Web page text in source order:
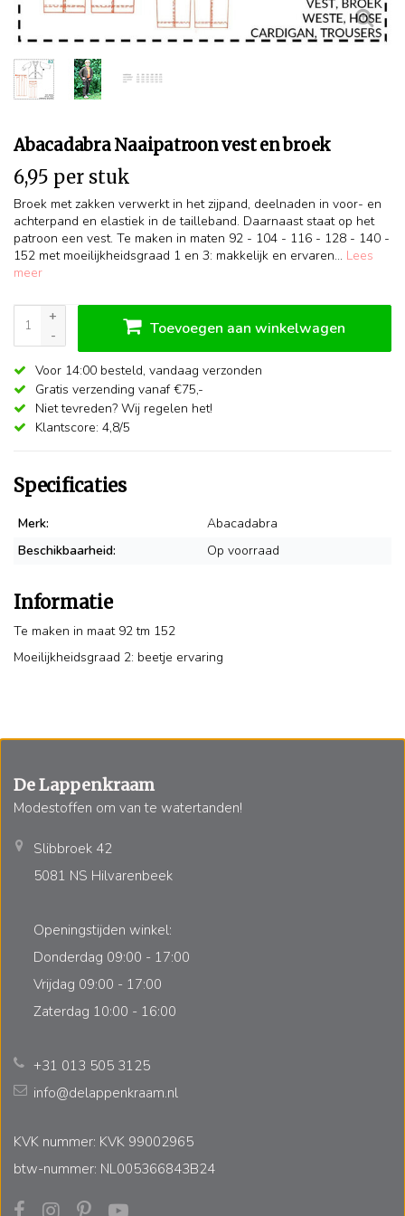
Abacadabra Naaipatroon vest en broek
6,95 per stuk
Broek met zakken verwerkt in het zijpand, deelnaden in voor- en
achterpand en elastiek in de tailleband. Daarnaast staat op het
patroon een vest. Te maken in maten 92 - 104 - 116 - 128 - 140 -
152 met moeilijkheidsgraad 1 en 3: makkelijk en ervaren... Lees
meer
+
-
Toevoegen aan winkelwagen
Voor 14:00 besteld, vandaag verzonden
Gratis verzending vanaf €75,-
Niet tevreden? Wij regelen het!
Klantscore: 4,8/5
Specificaties
Merk:
Abacadabra
Beschikbaarheid:
Op voorraad
Informatie
Te maken in maat 92 tm 152
Moeilijkheidsgraad 2: beetje ervaring
De Lappenkraam
Modestoffen om van te watertanden!
Slibbroek 42
5081 NS Hilvarenbeek
Openingstijden winkel:
Donderdag 09:00 - 17:00
Vrijdag 09:00 - 17:00
Zaterdag 10:00 - 16:00
+31 013 505 3125
info@delappenkraam.nl
KVK nummer: KVK 99002965
btw-nummer: NL005366843B24